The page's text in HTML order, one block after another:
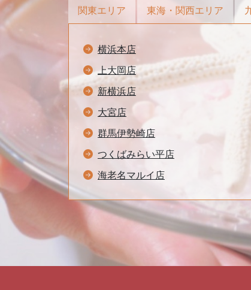
関東エリア 東海・関西エリア
横浜本店
上大岡店
新横浜店
大宮店
群馬伊勢崎店
つくばみらい平店
海老名マルイ店